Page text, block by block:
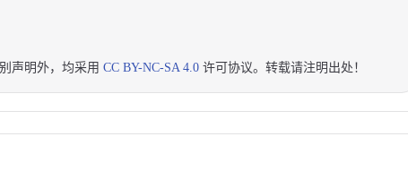
声明外，均采用 CC BY-NC-SA 4.0 许可协议。转载请注明出处！